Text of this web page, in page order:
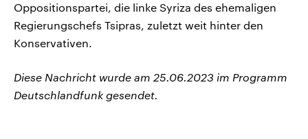
Oppositionspartei, die linke Syriza des ehemaligen
Regierungschefs Tsipras, zuletzt weit hinter den
Konservativen.
Diese Nachricht wurde am 25.06.2023 im Programm
Deutschlandfunk gesendet.